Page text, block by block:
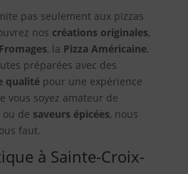
pas seulement aux pizzas
nos créations originales,
, la Pizza Américaine,
préparées avec des
qualitépour une expérience
vous soyez amateur de
ou de saveurs épicées, nous
faut.
à Sainte-Croix-